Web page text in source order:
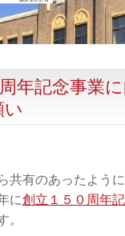
年記念事業
い
共有のあったよう
に創立１５０周年
。